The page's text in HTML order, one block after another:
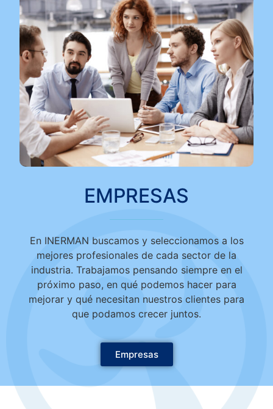
EMPRESAS
En INERMAN buscamos y seleccionamos a los
mejores profesionales de cada sector de la
industria. Trabajamos pensando siempre en el
próximo paso, en qué podemos hacer para
mejorar y qué necesitan nuestros clientes para
que podamos crecer juntos.
Empresas